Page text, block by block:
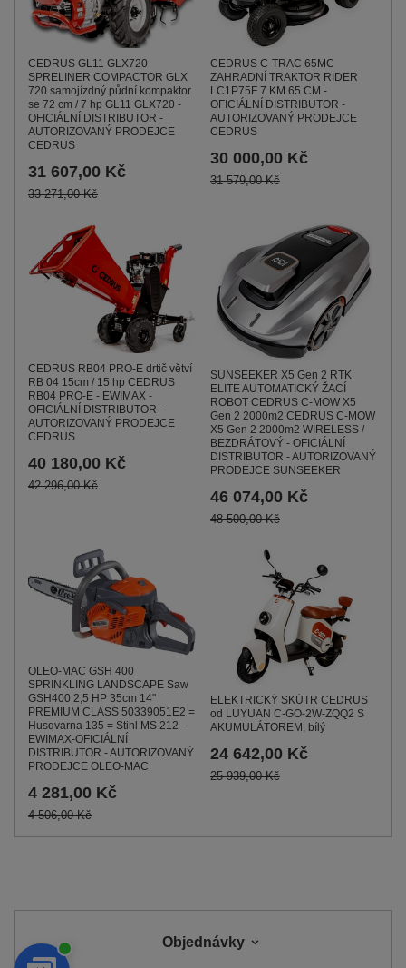
CEDRUS GL11 GLX720
SPRELINER COMPACTOR GLX
720 samojízdný půdní kompaktor
se 72 cm / 7 hp GL11 GLX720 -
OFICIÁLNÍ DISTRIBUTOR -
AUTORIZOVANÝ PRODEJCE
CEDRUS
31 607,00 Kč
33 271,00 Kč
CEDRUS C-TRAC 65MC
ZAHRADNÍ TRAKTOR RIDER
LC1P75F 7 KM 65 CM -
OFICIÁLNÍ DISTRIBUTOR -
AUTORIZOVANÝ PRODEJCE
CEDRUS
30 000,00 Kč
31 579,00 Kč
CEDRUS RB04 PRO-E drtič větví
RB 04 15cm / 15 hp CEDRUS
RB04 PRO-E - EWIMAX -
OFICIÁLNÍ DISTRIBUTOR -
AUTORIZOVANÝ PRODEJCE
CEDRUS
40 180,00 Kč
42 296,00 Kč
SUNSEEKER X5 Gen 2 RTK
ELITE AUTOMATICKÝ ŽACÍ
ROBOT CEDRUS C-MOW X5
Gen 2 2000m2 CEDRUS C-MOW
X5 Gen 2 2000m2 WIRELESS /
BEZDRÁTOVÝ - OFICIÁLNÍ
DISTRIBUTOR - AUTORIZOVANÝ
PRODEJCE SUNSEEKER
46 074,00 Kč
48 500,00 Kč
OLEO-MAC GSH 400
SPRINKLING LANDSCAPE Saw
GSH400 2,5 HP 35cm 14"
PREMIUM CLASS 50339051E2 =
Husqvarna 135 = Stihl MS 212 -
EWIMAX-OFICIÁLNÍ
DISTRIBUTOR - AUTORIZOVANÝ
PRODEJCE OLEO-MAC
4 281,00 Kč
4 506,00 Kč
ELEKTRICKÝ SKÚTR CEDRUS
od LUYUAN C-GO-2W-ZQQ2 S
AKUMULÁTOREM, bílý
24 642,00 Kč
25 939,00 Kč
Objednávky